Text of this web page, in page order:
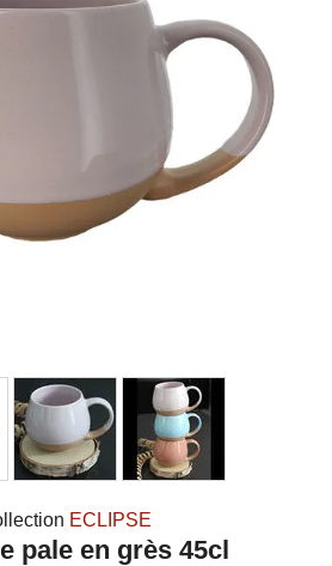
ECLIPSE
pale en grès 45cl